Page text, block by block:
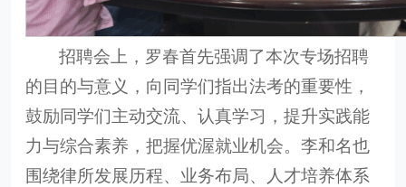
招聘会上，罗春首先强调了本次专场招聘
的目的与意义，向同学们指出法考的重要性，
鼓励同学们主动交流、认真学习，提升实践能
力与综合素养，把握优渥就业机会。李和名也
围绕律所发展历程、业务布局、人才培养体系